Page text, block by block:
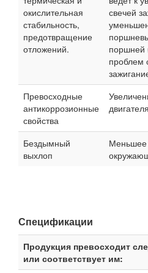
окислительная
стабильность,
предотвращение
отложений.
свечей
поршней
проблем
Превосходные
антикоррозионные
свойства
двигателя
Бездымный
выхлоп
Меньшее
Спецификации
Продукция превосходит
или соответствует им: